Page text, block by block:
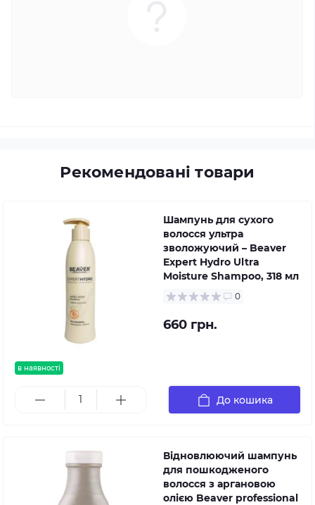
Рекомендовані товари
в наявності
Шампунь для сухого
волосся ультра
зволожуючий – Beaver
Expert Hydro Ultra
Moisture Shampoo, 318 мл
0
660 грн.
До кошика
Відновлюючий шампунь
для пошкодженого
волосся з аргановою
олією Beaver professional